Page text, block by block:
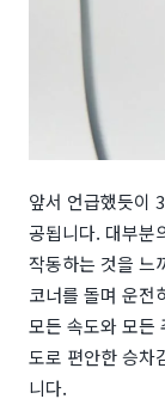
앞서 언급했듯이
공됩니다. 대부분
작동하는 것을 느
코너를 돌며 운전
모든 속도와 모든
도로 편안한 승차
니다.